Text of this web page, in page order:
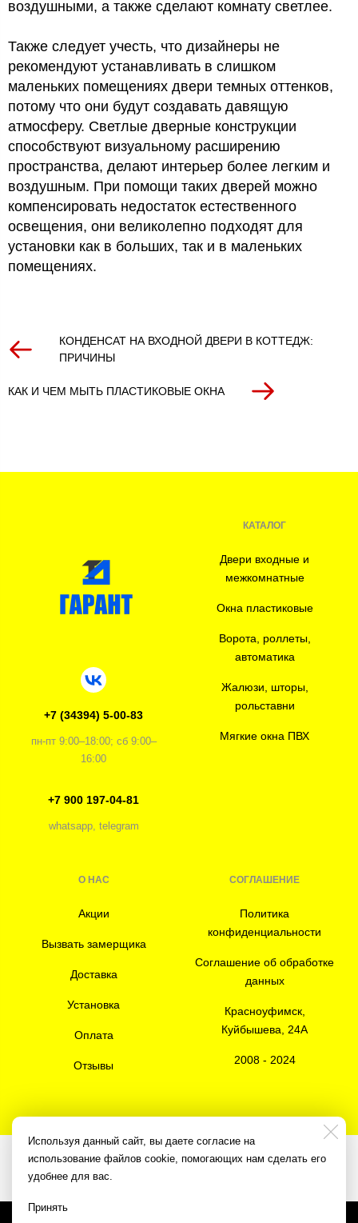
Используя данный сайт, вы даете согласие на
использование файлов cookie, помогающих нам сделать его
удобнее для вас.
Принять
воздушными, а также сделают комнату светлее.
Также следует учесть, что дизайнеры не
рекомендуют устанавливать в слишком
маленьких помещениях двери темных оттенков,
потому что они будут создавать давящую
атмосферу. Светлые дверные конструкции
способствуют визуальному расширению
пространства, делают интерьер более легким и
воздушным. При помощи таких дверей можно
компенсировать недостаток естественного
освещения, они великолепно подходят для
установки как в больших, так и в маленьких
помещениях.
КОНДЕНСАТ НА ВХОДНОЙ ДВЕРИ В КОТТЕДЖ:
ПРИЧИНЫ
КАК И ЧЕМ МЫТЬ ПЛАСТИКОВЫЕ ОКНА
+7 (34394) 5-00-83
пн-пт 9:00–18:00; сб 9:00–
16:00
+7 900 197-04-81
whatsapp, telegram
КАТАЛОГ
Двери входные и
межкомнатные
Окна пластиковые
Ворота, роллеты,
автоматика
Жалюзи, шторы,
рольставни
Мягкие окна ПВХ
О НАС
Акции
Вызвать замерщика
Доставка
Установка
Оплата
Отзывы
СОГЛАШЕНИЕ
Политика
конфиденциальности
Соглашение об обработке
данных
Красноуфимск,
Куйбышева, 24А
2008 - 2024
Разработка сайта 3K Digital Studio